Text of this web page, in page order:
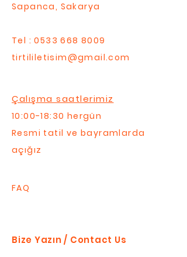
Sapanca, Sakarya
Tel :0533 668 8009
tirtililetisim@gmail.com
Çalışma saatlerimiz
10:00-18:30 hergün
Resmi tatil ve bayramlarda
açığız
FAQ
Bize Yazın / Contact Us